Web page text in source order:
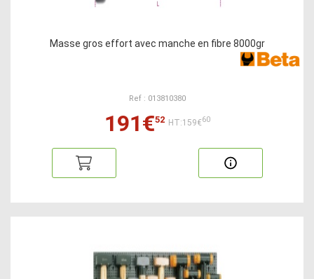
Masse gros effort avec manche en fibre 8000gr
Ref : 013810380
191€52 HT:159€60